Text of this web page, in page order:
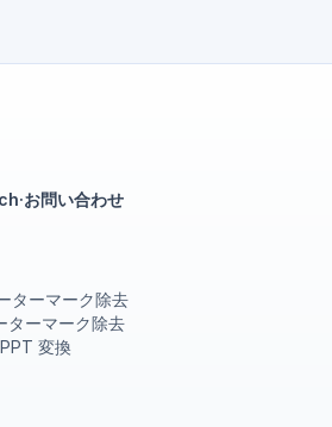
·お問い合わせ
ターマーク除去
ーマーク除去
変換